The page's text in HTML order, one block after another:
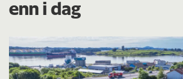
enn i dag